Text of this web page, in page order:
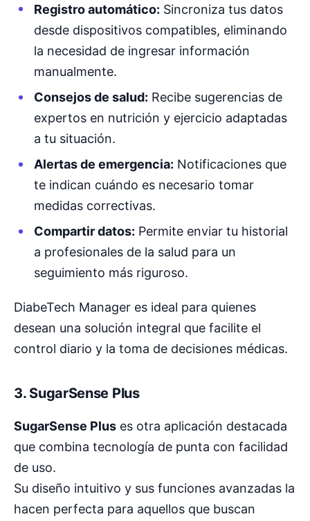
Registro automático: Sincroniza tus datos
desde dispositivos compatibles, eliminando
la necesidad de ingresar información
manualmente.
Consejos de salud: Recibe sugerencias de
expertos en nutrición y ejercicio adaptadas
a tu situación.
Alertas de emergencia: Notificaciones que
te indican cuándo es necesario tomar
medidas correctivas.
Compartir datos: Permite enviar tu historial
a profesionales de la salud para un
seguimiento más riguroso.
DiabeTech Manager es ideal para quienes
desean una solución integral que facilite el
control diario y la toma de decisiones médicas.
3. SugarSense Plus
SugarSense Plus es otra aplicación destacada
que combina tecnología de punta con facilidad
de uso.
Su diseño intuitivo y sus funciones avanzadas la
hacen perfecta para aquellos que buscan